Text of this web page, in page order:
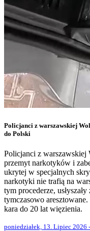
Policjanci z warszawskiej
do Polski
Policjanci z
przemyt narkotyków i
ukrytej w specjalnych
narkotyki nie trafią na
tym procederze,
tymczasowo
kara do 20 lat więzienia.
poniedziałek, 13. Lipiec 2026